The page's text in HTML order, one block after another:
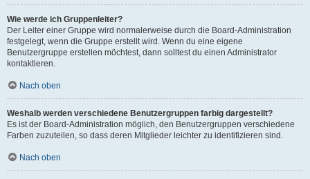
Wie werde ich Gruppenleiter?
Der Leiter einer Gruppe wird normalerweise durch die Board-Administration
festgelegt, wenn die Gruppe erstellt wird. Wenn du eine eigene
Benutzergruppe erstellen möchtest, dann solltest du einen Administrator
kontaktieren.
Nach oben
Weshalb werden verschiedene Benutzergruppen farbig dargestellt?
Es ist der Board-Administration möglich, den Benutzergruppen verschiedene
Farben zuzuteilen, so dass deren Mitglieder leichter zu identifizieren sind.
Nach oben